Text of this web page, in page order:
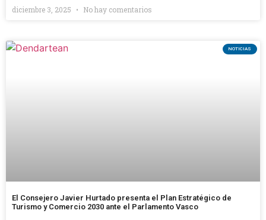
diciembre 3, 2025 No hay comentarios
NOTICIAS
El Consejero Javier Hurtado presenta el Plan Estratégico de
Turismo y Comercio 2030 ante el Parlamento Vasco